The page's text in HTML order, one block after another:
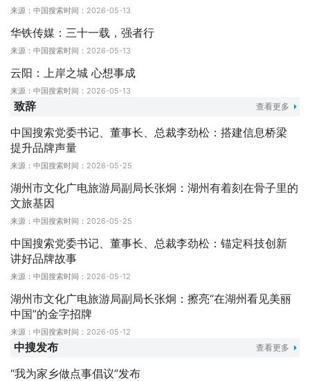
圆桌讨论：文旅文创破圈新生，中国品牌扬帆出海
来源：中国搜索时间：2026-05-13
华铁传媒：三十一载，强者行
来源：中国搜索时间：2026-05-13
云阳：上岸之城 心想事成
来源：中国搜索时间：2026-05-13
致辞 查看更多
中国搜索党委书记、董事长、总裁李劲松：搭建信息桥梁
提升品牌声量
来源：中国搜索时间：2026-05-25
湖州市文化广电旅游局副局长张炯：湖州有着刻在骨子里的
文旅基因
来源：中国搜索时间：2026-05-25
中国搜索党委书记、董事长、总裁李劲松：锚定科技创新
讲好品牌故事
来源：中国搜索时间：2026-05-12
湖州市文化广电旅游局副局长张炯：擦亮“在湖州看见美丽
中国”的金字招牌
来源：中国搜索时间：2026-05-12
中搜发布 查看更多
“我为家乡做点事倡议”发布